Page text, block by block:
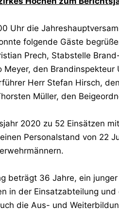
Uhr die
folgende Gäste
Prech, Stabstelle
den
Herr Stefan Hirsch,
Müller, den
2020 zu 52 Einsätzen
Personalstand von 22
beträgt 36 Jahre, ein
in der Einsatzabteilung
die Aus- und